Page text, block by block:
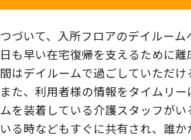
つづいて、入所フロアのデイルー
日も早い在宅復帰を支えるために
間はデイルームで過ごしていただけ
また、利用者様の情報をタイムリ
ムを装着している介護スタッフが
いる時などもすぐに共有され、誰